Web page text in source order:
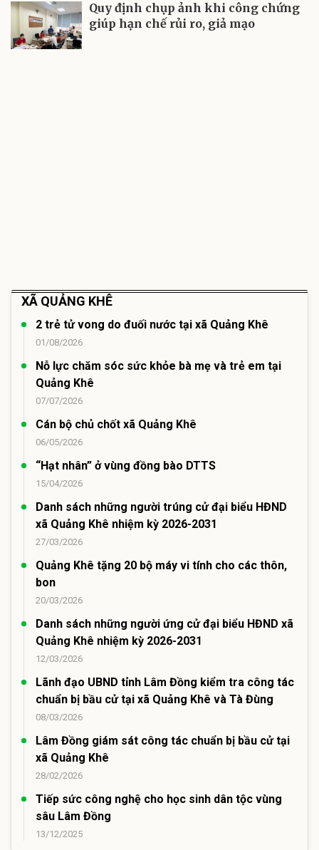
Quy định chụp ảnh khi công chứng
giúp hạn chế rủi ro, giả mạo
XÃ QUẢNG KHÊ
2 trẻ tử vong do đuối nước tại xã Quảng Khê
01/08/2026
Nỗ lực chăm sóc sức khỏe bà mẹ và trẻ em tại
Quảng Khê
07/07/2026
Cán bộ chủ chốt xã Quảng Khê
06/05/2026
“Hạt nhân” ở vùng đồng bào DTTS
15/04/2026
Danh sách những người trúng cử đại biểu HĐND
xã Quảng Khê nhiệm kỳ 2026-2031
27/03/2026
Quảng Khê tặng 20 bộ máy vi tính cho các thôn,
bon
20/03/2026
Danh sách những người ứng cử đại biểu HĐND xã
Quảng Khê nhiệm kỳ 2026-2031
12/03/2026
Lãnh đạo UBND tỉnh Lâm Đồng kiểm tra công tác
chuẩn bị bầu cử tại xã Quảng Khê và Tà Đùng
08/03/2026
Lâm Đồng giám sát công tác chuẩn bị bầu cử tại
xã Quảng Khê
28/02/2026
Tiếp sức công nghệ cho học sinh dân tộc vùng
sâu Lâm Đồng
13/12/2025